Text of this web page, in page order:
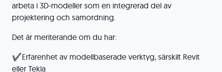
arbeta i 3D-modeller som en integrerad del av
projektering och samordning.
Det är meriterande om du har:
✔️Erfarenhet av modellbaserade verktyg, särskilt Revit
eller Tekla